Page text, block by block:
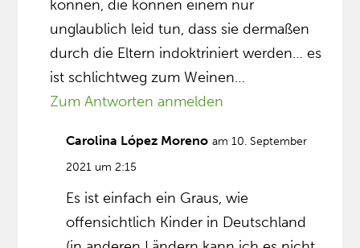
können, die können einem nur
unglaublich leid tun, dass sie dermaßen
durch die Eltern indoktriniert werden… es
ist schlichtweg zum Weinen…
Zum Antworten anmelden
Carolina López Moreno am 10. September
2021 um 2:15
Es ist einfach ein Graus, wie
offensichtlich Kinder in Deutschland